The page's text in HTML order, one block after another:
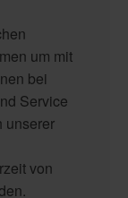
um mit
bei
Service
unserer
von